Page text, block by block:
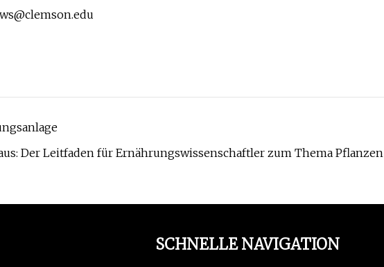
Der Leitfaden für Ernährungswissenschaftler zum Thema Pflanzen
SCHNELLE NAVIGATION